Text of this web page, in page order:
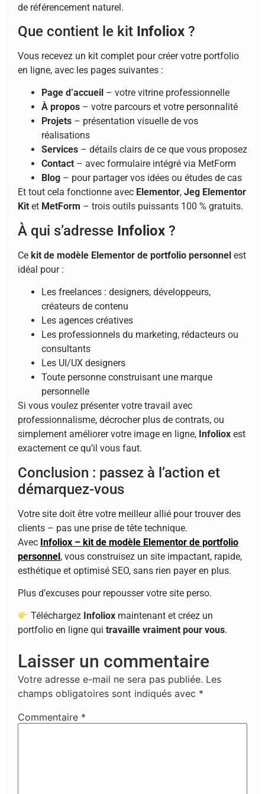
de référencement naturel.
Que contient le kit Infoliox ?
Vous recevez un kit complet pour créer votre portfolio
en ligne, avec les pages suivantes :
Page d’accueil – votre vitrine professionnelle
À propos – votre parcours et votre personnalité
Projets – présentation visuelle de vos
réalisations
Services – détails clairs de ce que vous proposez
Contact – avec formulaire intégré via MetForm
Blog – pour partager vos idées ou études de cas
Et tout cela fonctionne avec Elementor, Jeg Elementor
Kit et MetForm – trois outils puissants 100 % gratuits.
À qui s’adresse Infoliox ?
Ce kit de modèle Elementor de portfolio personnel est
idéal pour :
Les freelances : designers, développeurs,
créateurs de contenu
Les agences créatives
Les professionnels du marketing, rédacteurs ou
consultants
Les UI/UX designers
Toute personne construisant une marque
personnelle
Si vous voulez présenter votre travail avec
professionnalisme, décrocher plus de contrats, ou
simplement améliorer votre image en ligne, Infoliox est
exactement ce qu’il vous faut.
Conclusion : passez à l’action et
démarquez-vous
Votre site doit être votre meilleur allié pour trouver des
clients – pas une prise de tête technique.
Avec Infoliox – kit de modèle Elementor de portfolio
personnel, vous construisez un site impactant, rapide,
esthétique et optimisé SEO, sans rien payer en plus.
Plus d’excuses pour repousser votre site perso.
Téléchargez Infoliox maintenant et créez un
portfolio en ligne qui travaille vraiment pour vous.
Laisser un commentaire
Votre adresse e-mail ne sera pas publiée. Les
champs obligatoires sont indiqués avec *
Commentaire *